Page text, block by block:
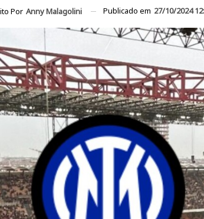
Por Anny Malagolini Publicado em 27/10/2024